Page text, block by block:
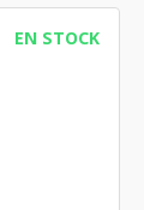
EN STOCK